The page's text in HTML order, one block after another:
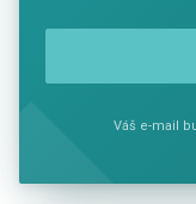
Váš e-mail